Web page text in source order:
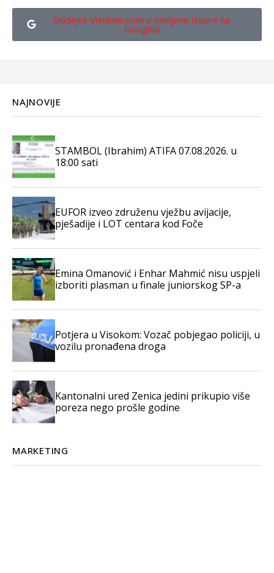
Dodajte Visokoin.com u omiljene izvore na
Googleu
NAJNOVIJE
STAMBOL (Ibrahim) ATIFA 07.08.2026. u
18:00 sati
EUFOR izveo združenu vježbu avijacije,
pješadije i LOT centara kod Foče
Emina Omanović i Enhar Mahmić nisu uspjeli
izboriti plasman u finale juniorskog SP-a
Potjera u Visokom: Vozač pobjegao policiji, u
vozilu pronađena droga
Kantonalni ured Zenica jedini prikupio više
poreza nego prošle godine
MARKETING